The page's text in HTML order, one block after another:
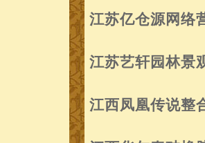
江苏亿仓源网络
江苏艺轩园林景
江西凤凰传说整